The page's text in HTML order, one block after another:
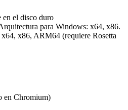
en el disco duro
para Windows: x64, x86.
x86, ARM64 (requiere Rosetta
en Chromium)